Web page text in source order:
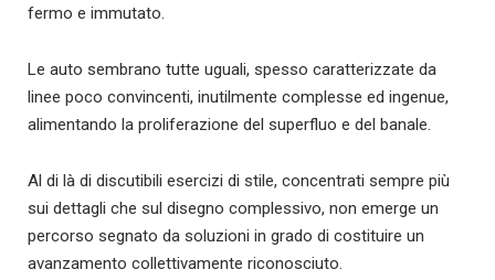
fermo e immutato.
Le auto sembrano tutte uguali, spesso caratterizzate da
linee poco convincenti, inutilmente complesse ed ingenue,
alimentando la proliferazione del superfluo e del banale.
Al di là di discutibili esercizi di stile, concentrati sempre più
sui dettagli che sul disegno complessivo, non emerge un
percorso segnato da soluzioni in grado di costituire un
avanzamento collettivamente riconosciuto.